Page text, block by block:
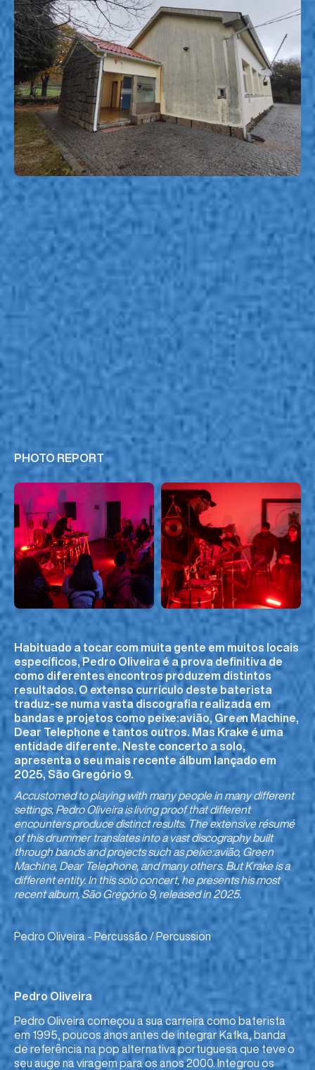
PHOTO REPORT
Habituado a tocar com muita gente em muitos locais
específicos, Pedro Oliveira é a prova definitiva de
como diferentes encontros produzem distintos
resultados. O extenso currículo deste baterista
traduz-se numa vasta discografia realizada em
bandas e projetos como peixe:avião, Green Machine,
Dear Telephone e tantos outros. Mas Krake é uma
entidade diferente. Neste concerto a solo,
apresenta o seu mais recente álbum lançado em
2025, São Gregório 9.
Accustomed to playing with many people in many different
settings, Pedro Oliveira is living proof that different
encounters produce distinct results. The extensive résumé
of this drummer translates into a vast discography built
through bands and projects such as peixe:avião, Green
Machine, Dear Telephone, and many others. But Krake is a
different entity. In this solo concert, he presents his most
recent album, São Gregório 9, released in 2025.
Pedro Oliveira - Percussão / Percussion
Pedro Oliveira
Pedro Oliveira começou a sua carreira como baterista
em 1995, poucos anos antes de integrar Kafka, banda
de referência na pop alternativa portuguesa que teve o
seu auge na viragem para os anos 2000. Integrou os